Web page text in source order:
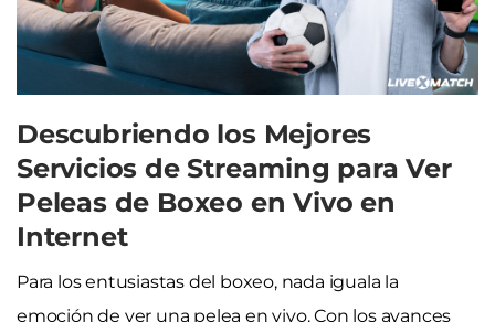
Descubriendo los Mejores
Servicios de Streaming para Ver
Peleas de Boxeo en Vivo en
Internet
Para los entusiastas del boxeo, nada iguala la
emoción de ver una pelea en vivo. Con los avances